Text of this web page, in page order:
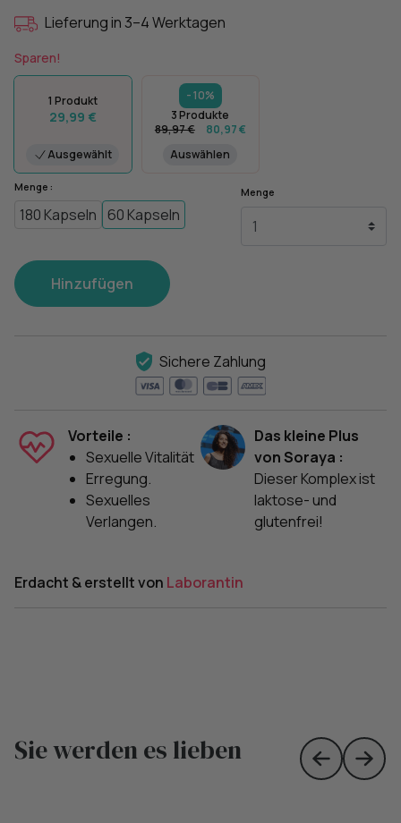
Lieferung in 3–4 Werktagen
Sparen!
1 Produkt
29,99 €
Ausgewählt
- 10%
3 Produkte
89,97 €
80,97 €
Auswählen
Menge :
180 Kapseln 60 Kapseln
Menge
Hinzufügen
Sichere Zahlung
Vorteile :
Sexuelle Vitalität
Erregung.
Sexuelles
Verlangen.
Das kleine Plus
von Soraya :
Dieser Komplex ist
laktose- und
glutenfrei!
Erdacht & erstellt von Laborantin
Sie werden es lieben
Skip toSkip